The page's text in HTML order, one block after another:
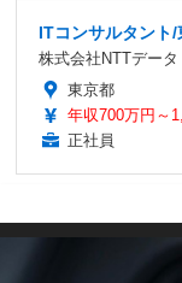
ITコンサルタント
株式会社NTTデータ
東京都
年収700万円～
正社員